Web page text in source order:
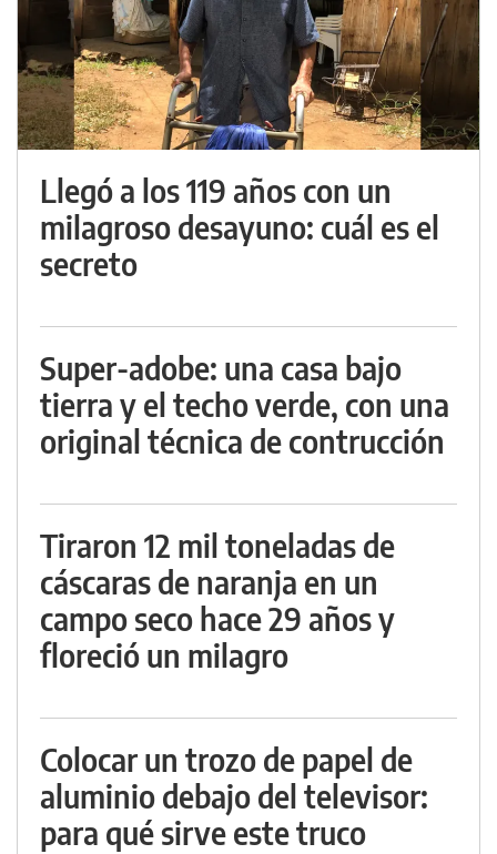
Llegó a los 119 años con un
milagroso desayuno: cuál es el
secreto
Super-adobe: una casa bajo
tierra y el techo verde, con una
original técnica de contrucción
Tiraron 12 mil toneladas de
cáscaras de naranja en un
campo seco hace 29 años y
floreció un milagro
Colocar un trozo de papel de
aluminio debajo del televisor:
para qué sirve este truco